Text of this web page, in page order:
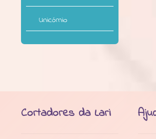
Unicórnio
Cortadores da Lari